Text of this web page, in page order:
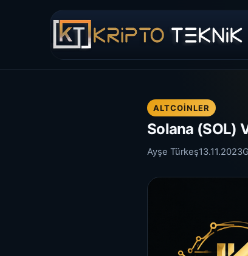
ALTCOINLER
Solana (SOL)
Ayşe Türkeş13.11.2023